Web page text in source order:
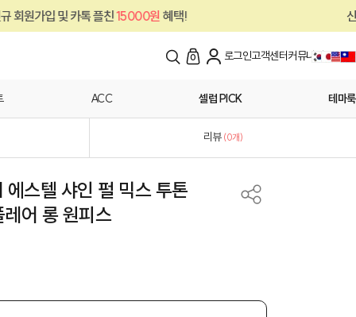
플친15000원 혜택! 신규 회원가입 및 카
0 로그인고객센터커뮤니티
ACC 셀럽 PICK 테마룩
리뷰 (0개)
스텔 샤인 펄 믹스 투톤
어 롱 원피스